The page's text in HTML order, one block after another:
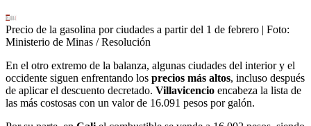
Precio de la gasolina por ciudades a partir del 1 de febrero | Foto:
Ministerio de Minas / Resolución
En el otro extremo de la balanza, algunas ciudades del interior y el
occidente siguen enfrentando los precios más altos, incluso después
de aplicar el descuento decretado. Villavicencio encabeza la lista de
las más costosas con un valor de 16.091 pesos por galón.